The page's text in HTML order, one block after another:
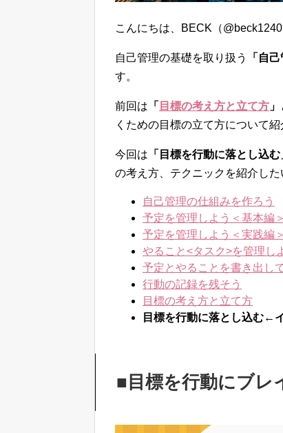
こんにちは、BECK（@beck1240
自己管理の基礎を取り扱う 「自
す。
前回は 「 目標の考え方と立て方 」
くための目標の立て方について紹
今回は 「目標を行動に落とし込む
の考え方、テクニックを紹介した
自己管理の仕組みを作ろう
予定を管理しよう＜基本編＞
予定を管理しよう＜実践編＞
やること<タスク>を管理し
予定とやることを書き出し
行動の記録を残そう
目標の考え方と立て方
目標を行動に落とし込む←
■目標を行動にブレ